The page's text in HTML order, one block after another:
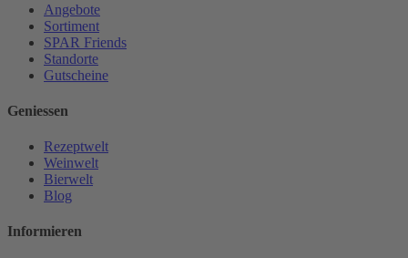
Angebote
Sortiment
SPAR Friends
Standorte
Gutscheine
Geniessen
Rezeptwelt
Weinwelt
Bierwelt
Blog
Informieren